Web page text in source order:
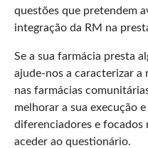
questões que pretendem
integração da RM na
Se a sua farmácia presta
ajude-nos a caracterizar a
nas farmácias
melhorar a sua execução
diferenciadores e focados
aceder ao questionário.